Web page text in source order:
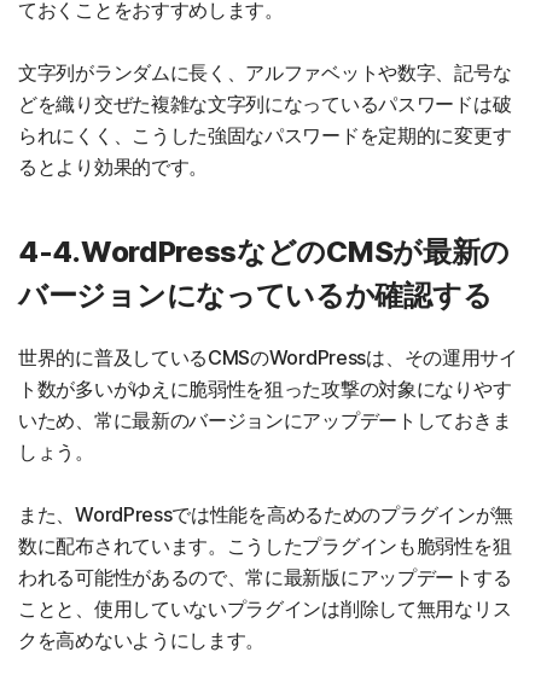
ておくことをおすすめします。
文字列がランダムに長く、アルファベットや数字、記号な
どを織り交ぜた複雑な文字列になっているパスワードは破
られにくく、こうした強固なパスワードを定期的に変更す
るとより効果的です。
4-4.WordPressなどのCMSが最新の
バージョンになっているか確認する
世界的に普及しているCMSのWordPressは、その運用サイ
ト数が多いがゆえに脆弱性を狙った攻撃の対象になりやす
いため、常に最新のバージョンにアップデートしておきま
しょう。
また、WordPressでは性能を高めるためのプラグインが無
数に配布されています。こうしたプラグインも脆弱性を狙
われる可能性があるので、常に最新版にアップデートする
ことと、使用していないプラグインは削除して無用なリス
クを高めないようにします。